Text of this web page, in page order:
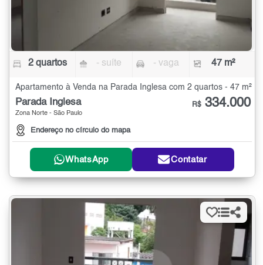
2 quartos - suíte - vaga 47 m²
Apartamento à Venda na Parada Inglesa com 2 quartos - 47 m²
Parada Inglesa
Zona Norte - São Paulo
Endereço no círculo do mapa
R$ 334.000
WhatsApp Contatar